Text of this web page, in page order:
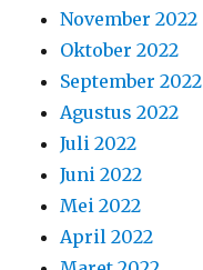
November 2022
Oktober 2022
September 2022
Agustus 2022
Juli 2022
Juni 2022
Mei 2022
April 2022